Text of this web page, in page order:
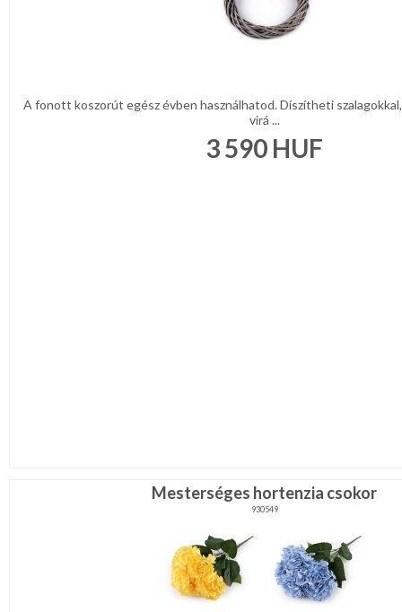
A fonott koszorút egész évben használhatod. Díszítheti
virá ...
3 590 HUF
Mesterséges hortenzia csokor
930549